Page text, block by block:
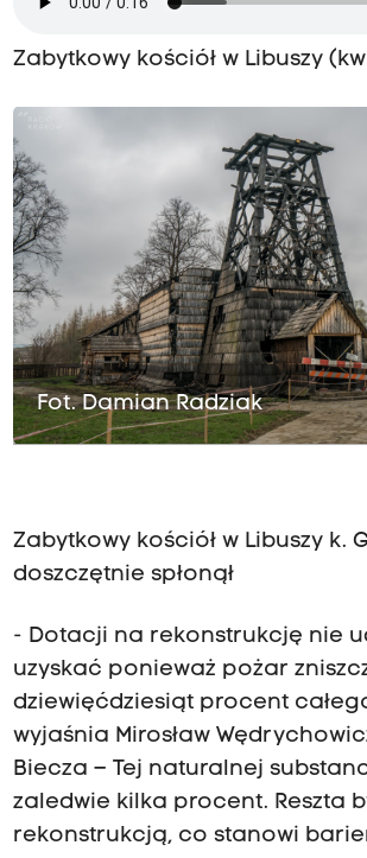
Zabytkowy kościół w Libuszy
Fot. Damian Radziak
Zabytkowy kościół w Libuszy k.
doszczętnie spłonął
- Dotacji na rekonstrukcję nie
uzyskać ponieważ pożar
dziewięćdziesiąt procent
wyjaśnia Mirosław
Biecza – Tej naturalnej
zaledwie kilka procent. Reszta
rekonstrukcją, co stanowi